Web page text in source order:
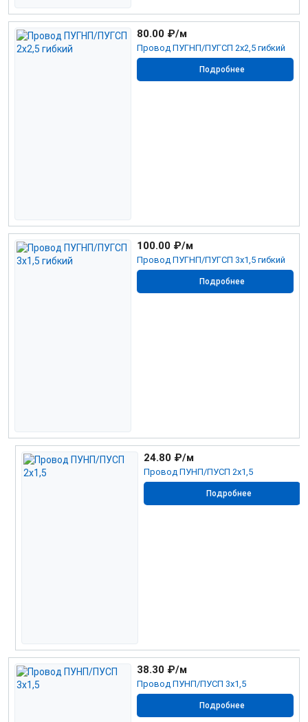
Провод ПУГНП/ПУГСП 2х2,5 гибкий
80.00 ₽/м
Подробнее
Провод ПУГНП/ПУГСП 3х1,5 гибкий
100.00 ₽/м
Подробнее
Провод ПУНП/ПУСП 2х1,5
24.80 ₽/м
Подробнее
Провод ПУНП/ПУСП 3х1,5
38.30 ₽/м
Подробнее